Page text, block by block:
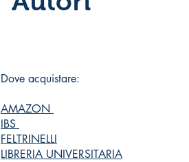
Dove acquistare:
AMAZON
IBS
FELTRINELLI
LIBRERIA UNIVERSITARIA